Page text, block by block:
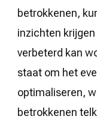
betrokkenen,
inzichten
verbeterd kan
staat om het
optimaliseren,
betrokkenen